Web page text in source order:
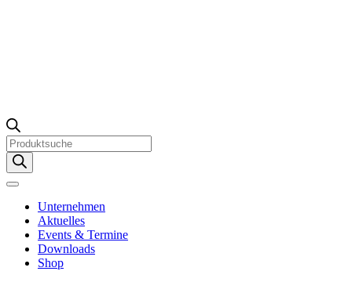
Products
search
Unternehmen
Aktuelles
Events & Termine
Downloads
Shop